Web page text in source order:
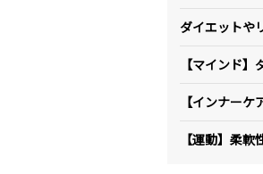
ダイエットや
【マインド
【インナー
【運動】柔